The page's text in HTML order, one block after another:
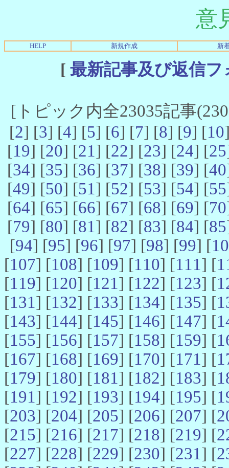
意
HELP 新規作成 新
[ 最新記事及び返信
[トピック内全23035記事
[2] [3] [4] [5] [6] [7] [8] [9] [10
[19] [20] [21] [22] [23] [24] [25
[34] [35] [36] [37] [38] [39] [40
[49] [50] [51] [52] [53] [54] [55
[64] [65] [66] [67] [68] [69] [70
[79] [80] [81] [82] [83] [84] [85
[94] [95] [96] [97] [98] [99] [
[107] [108] [109] [110] [111] [
[119] [120] [121] [122] [123] [
[131] [132] [133] [134] [135] [
[143] [144] [145] [146] [147] [
[155] [156] [157] [158] [159] [
[167] [168] [169] [170] [171] [
[179] [180] [181] [182] [183] [
[191] [192] [193] [194] [195] [
[203] [204] [205] [206] [207] [
[215] [216] [217] [218] [219] [
[227] [228] [229] [230] [231] [